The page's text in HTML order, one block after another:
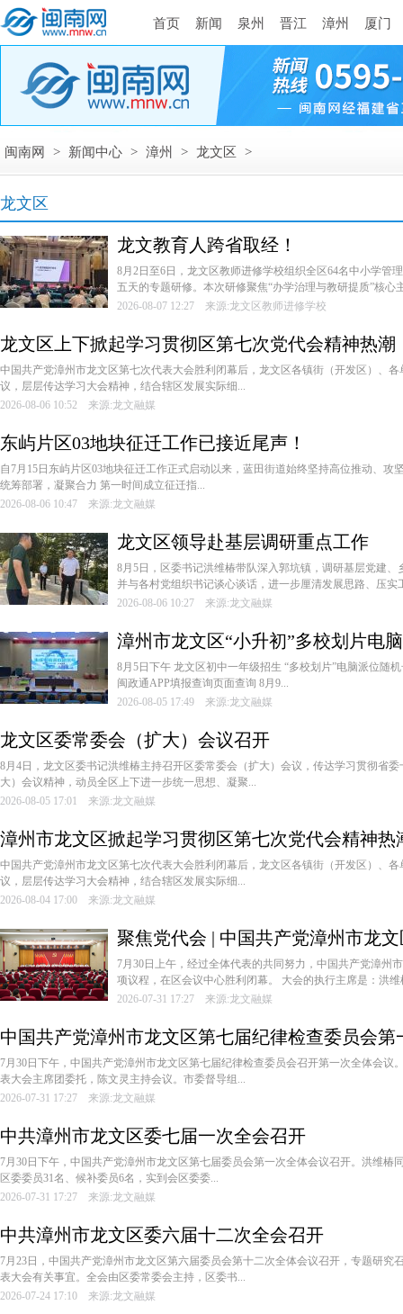
首页 新闻 泉州 晋江 漳州 厦门
闽南网 > 新闻中心 > 漳州 > 龙文区 >
龙文区
龙文教育人跨省取经！
8月2日至6日，龙文区教师进修学校组织全区64名中小学管
五天的专题研修。本次研修聚焦“办学治理与教研提质”核心
2026-08-07 12:27 来源:龙文区教师进修学校
龙文区上下掀起学习贯彻区第七次党代会精神热潮
中国共产党漳州市龙文区第七次代表大会胜利闭幕后，龙文区各镇街（开发区）、
议，层层传达学习大会精神，结合辖区发展实际细...
2026-08-06 10:52 来源:龙文融媒
东屿片区03地块征迁工作已接近尾声！
自7月15日东屿片区03地块征迁工作正式启动以来，蓝田街道始终坚持高位推动、攻
统筹部署，凝聚合力 第一时间成立征迁指...
2026-08-06 10:47 来源:龙文融媒
龙文区领导赴基层调研重点工作
8月5日，区委书记洪维椿带队深入郭坑镇，调研基层党建
并与各村党组织书记谈心谈话，进一步厘清发展思路、压实
2026-08-06 10:27 来源:龙文融媒
漳州市龙文区“小升初”多校划片电
8月5日下午 龙文区初中一年级招生 “多校划片”电脑派位随
闽政通APP填报查询页面查询 8月9...
2026-08-05 17:49 来源:龙文融媒
龙文区委常委会（扩大）会议召开
8月4日，龙文区委书记洪维椿主持召开区委常委会（扩大）会议，传达学习贯彻省
大）会议精神，动员全区上下进一步统一思想、凝聚...
2026-08-05 17:01 来源:龙文融媒
漳州市龙文区掀起学习贯彻区第七次党代会精神热
中国共产党漳州市龙文区第七次代表大会胜利闭幕后，龙文区各镇街（开发区）、
议，层层传达学习大会精神，结合辖区发展实际细...
2026-08-04 17:00 来源:龙文融媒
聚焦党代会 | 中国共产党漳州市龙
利闭幕
7月30日上午，经过全体代表的共同努力，中国共产党漳州
项议程，在区会议中心胜利闭幕。 大会的执行主席是：洪维
2026-07-31 17:27 来源:龙文融媒
中国共产党漳州市龙文区第七届纪律检查委员会第
7月30日下午，中国共产党漳州市龙文区第七届纪律检查委员会召开第一次全体会议
表大会主席团委托，陈文灵主持会议。市委督导组...
2026-07-31 17:27 来源:龙文融媒
中共漳州市龙文区委七届一次全会召开
7月30日下午，中国共产党漳州市龙文区第七届委员会第一次全体会议召开。洪维椿
区委委员31名、候补委员6名，实到会区委委...
2026-07-31 17:27 来源:龙文融媒
中共漳州市龙文区委六届十二次全会召开
7月23日，中国共产党漳州市龙文区第六届委员会第十二次全体会议召开，专题研究
表大会有关事宜。全会由区委常委会主持，区委书...
2026-07-24 17:10 来源:龙文融媒